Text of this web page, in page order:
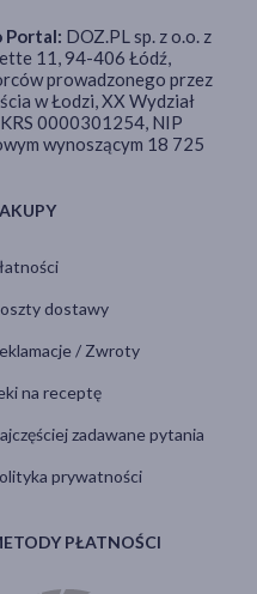
dostawy
/ Zwroty
na receptę
zadawane pytania
prywatności
PŁATNOŚCI
Portal: DOZ.PL sp. z o.o. z
11, 94-406 Łódź,
prowadzonego przez
w Łodzi, XX Wydział
0000301254, NIP
wynoszącym 18 725